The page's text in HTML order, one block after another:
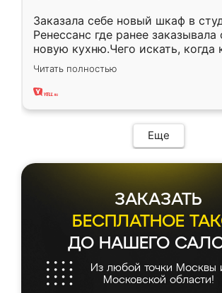
Заказала себе новый шкаф в
Ренессанс где ранее заказывала
новую кухню.Чего искать, когда
вполне довольна. Служит кухня
два года, нареканий нет.
Читать полностью
Еще
ЗАКАЗАТЬ
БЕСПЛАТНОЕ
ДО НАШЕГО
Из любой точки Москвы
Московской области!